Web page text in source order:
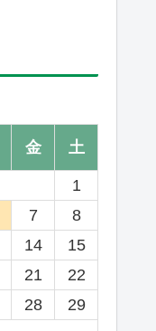
金 土
1
7
8
14
15
21
22
28
29